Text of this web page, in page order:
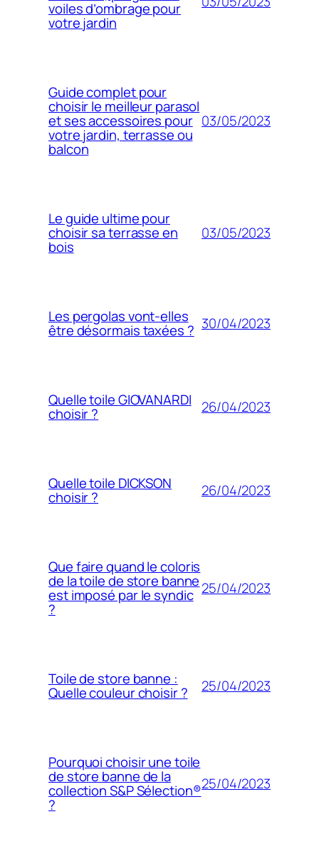
voiles d’ombrage pour
votre jardin
Guide complet pour
choisir le meilleur parasol
et ses accessoires pour
votre jardin, terrasse ou
balcon
03/05/2023
Le guide ultime pour
choisir sa terrasse en
bois
03/05/2023
Les pergolas vont-elles
être désormais taxées ? 30/04/2023
Quelle toile GIOVANARDI
choisir ? 26/04/2023
Quelle toile DICKSON
choisir ? 26/04/2023
Que faire quand le coloris
de la toile de store banne
est imposé par le syndic
?
25/04/2023
Toile de store banne :
Quelle couleur choisir ? 25/04/2023
Pourquoi choisir une toile
de store banne de la
collection S&P Sélection®
?
25/04/2023